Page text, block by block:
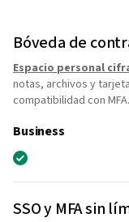
Bóveda de
Espacio personal
notas, archivos y
compatibilidad con MFA.
Business
SSO y MFA sin